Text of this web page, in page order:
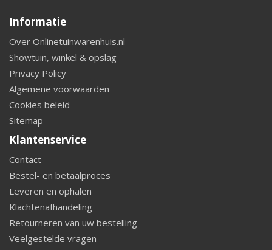
Informatie
Over Onlinetuinwarenhuis.nl
Showtuin, winkel & opslag
Privacy Policy
Algemene voorwaarden
Cookies beleid
Sitemap
Klantenservice
Contact
Bestel- en betaalproces
Leveren en ophalen
Klachtenafhandeling
Retourneren van uw bestelling
Veelgestelde vragen